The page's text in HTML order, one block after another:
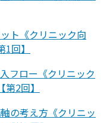
ト《クリニック向
回】
フロー《クリニック
2回】
の考え方《クリニッ